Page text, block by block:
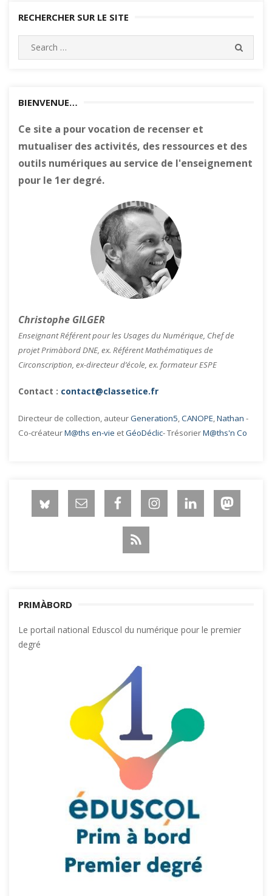
RECHERCHER SUR LE SITE
Search
for:
BIENVENUE…
Ce site a pour vocation de recenser et
mutualiser des activités, des ressources et des
outils numériques au service de l'enseignement
pour le 1er degré.
Christophe GILGER
Enseignant Référent pour les Usages du Numérique, Chef de
projet Primàbord DNE, ex. Référent Mathématiques de
Circonscription, ex-directeur d’école, ex. formateur ESPE
Contact : contact@classetice.fr
Directeur de collection, auteurGeneration5,CANOPE,Nathan -
Co-créateurM@ths en-vie etGéoDéclic- TrésorierM@ths'n Co
PRIMÀBORD
Le portail national Eduscol du numérique pour le premier
degré